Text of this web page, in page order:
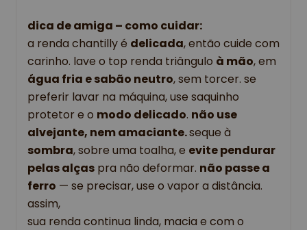
dica de amiga – como cuidar:
a renda chantilly é delicada, então cuide com
carinho. lave o top renda triângulo à mão
água fria e sabão neutro, sem torcer. se
preferir lavar na máquina, use saquinho
protetor e o modo delicado. não use
alvejante, nem amaciante.
sombra, sobre uma toalha, e evite pendurar
pelas alças pra não deformar. não passe a
ferro — se precisar, use o vapor a distância.
assim,
sua renda continua linda, macia e com o